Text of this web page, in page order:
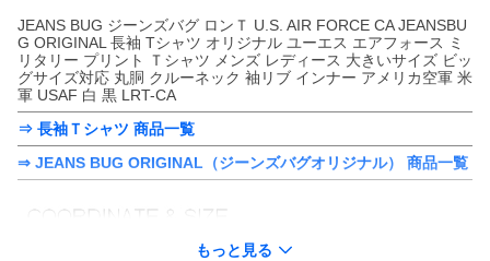
JEANS BUG ジーンズバグ ロンＴ U.S. AIR FORCE CA JEANSBU
G ORIGINAL 長袖 Tシャツ オリジナル ユーエス エアフォース ミ
リタリー プリント Ｔシャツ メンズ レディース 大きいサイズ ビッ
グサイズ対応 丸胴 クルーネック 袖リブ インナー アメリカ空軍 米
軍 USAF 白 黒 LRT-CA
⇒ 長袖Ｔシャツ 商品一覧
⇒ JEANS BUG ORIGINAL（ジーンズバグオリジナル） 商品一覧
もっと見る